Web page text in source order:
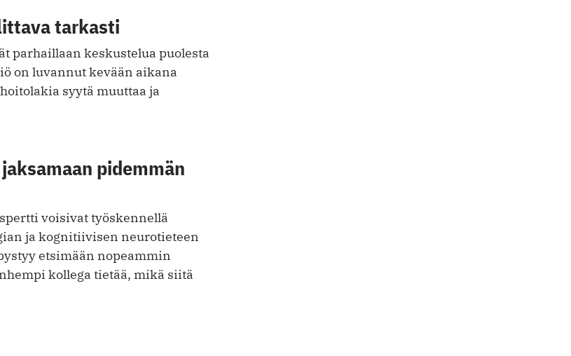
tarkasti
parhaillaan keskustelua puolesta
on luvannut kevään aikana
syytä muuttaa ja
pidemmän
voisivat työskennellä
ja kognitiivisen neurotieteen
etsimään nopeammin
kollega tietää, mikä siitä